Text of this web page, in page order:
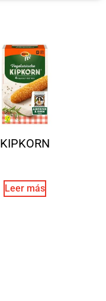
KIPKORN
Leer más